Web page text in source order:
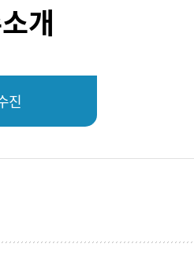
개
진